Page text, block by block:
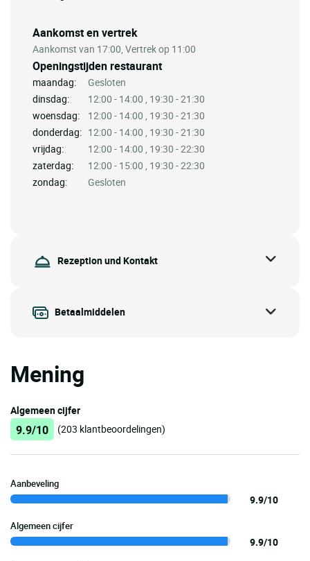
Aankomst en vertrek
Aankomst van 17:00, Vertrek op 11:00
Openingstijden restaurant
maandag:
Gesloten
dinsdag:
12:00 - 14:00 , 19:30 - 21:30
woensdag:
12:00 - 14:00 , 19:30 - 21:30
donderdag: 12:00 - 14:00 , 19:30 - 21:30
vrijdag:
12:00 - 14:00 , 19:30 - 22:30
zaterdag:
12:00 - 15:00 , 19:30 - 22:30
zondag:
Gesloten
Rezeption und Kontakt
Betaalmiddelen
Mening
Algemeen cijfer
9.9/10 (203 klantbeoordelingen)
Aanbeveling
9.9/10
Algemeen cijfer
9.9/10